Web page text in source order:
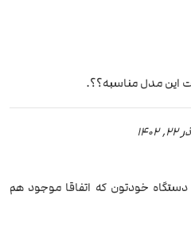
این مدل مناسبه؟؟.
22, 1402
خودتون که اتفاقا موجود هم